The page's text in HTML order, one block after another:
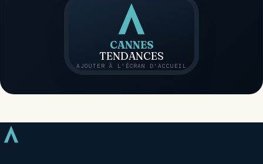
CANNES
TENDANCES
AJOUTER À L'ÉCRAN D'ACCUEIL